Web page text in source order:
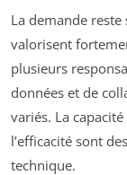
La demande
valorisent
plusieurs
données et de
variés. La
l’efficacité sont
technique.